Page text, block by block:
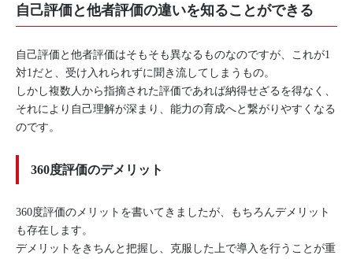
自己評価と他者評価の違いを知ることができる
自己評価と他者評価はそもそも異なるものなのですが、これが1
対1だと、受け入れられずに聞き流してしまうもの。
しかし複数人から指摘された評価であれば納得せざるを得なく、
それにより自己理解が深まり、能力の育成へと繋がりやすくなる
のです。
360度評価のデメリット
360度評価のメリットを書いてきましたが、もちろんデメリット
も存在します。
デメリットをきちんと把握し、克服した上で導入を行うことが重